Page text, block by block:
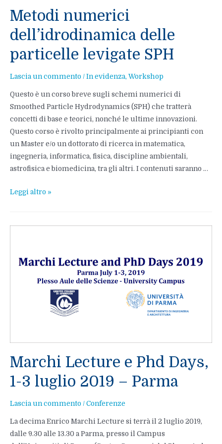
Metodi numerici
dell’idrodinamica delle
particelle levigate SPH
Lascia un commento / In evidenza, Workshop
Questo è un corso breve sugli schemi numerici di
Smoothed Particle Hydrodynamics (SPH) che tratterà
concetti di base e teorici, nonché le ultime innovazioni.
Questo corso è rivolto principalmente ai principianti con
un Master e/o un dottorato di ricerca in matematica,
ingegneria, informatica, fisica, discipline ambientali,
astrofisica e biomedicina, tra gli altri. I contenuti saranno …
Metodi
delle
SPH
Leggi altro »
Marchi Lecture e Phd Days,
1-3 luglio 2019 – Parma
Lascia un commento / Conferenze
La decima Enrico Marchi Lecture si terrà il 2 luglio 2019,
dalle 9.30 alle 13.30 a Parma, presso il Campus